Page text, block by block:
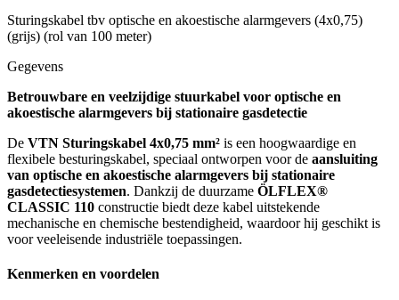
Sturingskabel tbv optische en akoestische alarmgevers (4x0,75)
(grijs) (rol van 100 meter)
Gegevens
Betrouwbare en veelzijdige stuurkabel voor optische en
akoestische alarmgevers bij stationaire gasdetectie
De VTN Sturingskabel 4x0,75 mm² is een hoogwaardige en
flexibele besturingskabel, speciaal ontworpen voor de aansluiting
van optische en akoestische alarmgevers bij stationaire
gasdetectiesystemen. Dankzij de duurzame ÖLFLEX®
CLASSIC 110 constructie biedt deze kabel uitstekende
mechanische en chemische bestendigheid, waardoor hij geschikt is
voor veeleisende industriële toepassingen.
Kenmerken en voordelen